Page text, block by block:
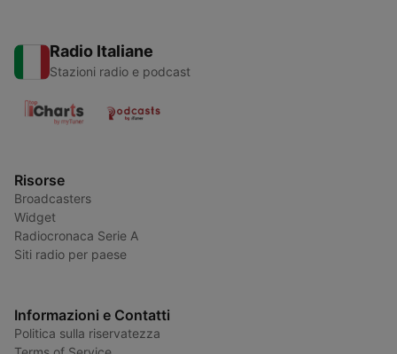
Radio Italiane
Stazioni radio e podcast
Risorse
Broadcasters
Widget
Radiocronaca Serie A
Siti radio per paese
Informazioni e Contatti
Politica sulla riservatezza